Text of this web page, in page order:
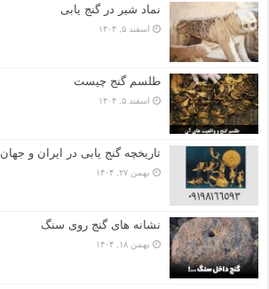
نماد شیر در گنج یابی
اسفند ۵, ۱۴۰۴
طلسم گنج چیست
اسفند ۵, ۱۴۰۴
تاریخچه گنج‌ یابی در ایران و جهان
بهمن ۲۷, ۱۴۰۴
نشانه های گنج روی سنگ
بهمن ۱۸, ۱۴۰۴